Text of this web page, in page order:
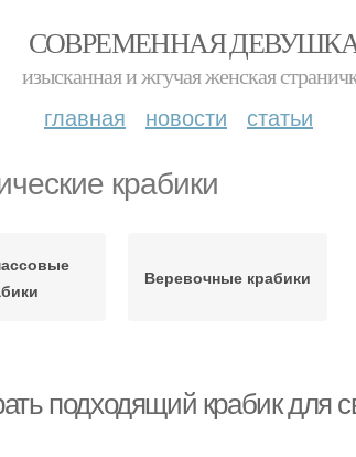
СОВРЕМЕННАЯ
изысканная и жгучая женская
главная новости статьи
крабики
Веревочные крабики
подходящий крабик для